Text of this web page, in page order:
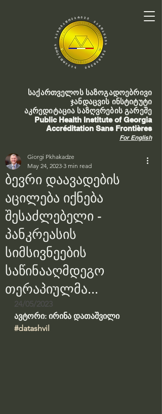
საქართველოს საზოგადოებრივი
ჯანდაცვის ინსტიტუტი
აკრედიტაცია საზღვრების გარეშე
Public Health Institute of Georgia
Accréditation Sans Frontières
For English
ბევრი დაავადების
აცილება იქნება
შესაძლებელი -
პანკრეასის
სიმსივნეების
საწინააღმდეგო
თერაპიულმა...
Giorgi Pkhakadze
May 24, 2023 3 min read
24/05/2023
ავტორი: ირინა დათაშვილი
#datashvil